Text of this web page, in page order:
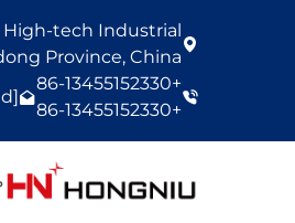
High-tech Industrial
Province, China
+86-13455152330
+86-13455152330
[email protected]